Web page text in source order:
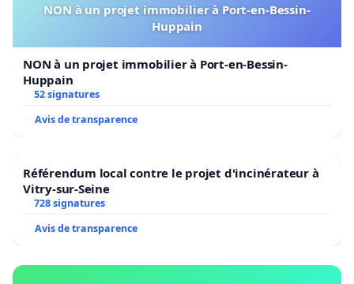
NON à un projet immobilier à Port-en-Bessin-
Huppain
NON à un projet immobilier à Port-en-Bessin-
Huppain
52 signatures
Avis de transparence
Référendum local contre le projet d'incinérateur à
Vitry-sur-Seine
728 signatures
Avis de transparence